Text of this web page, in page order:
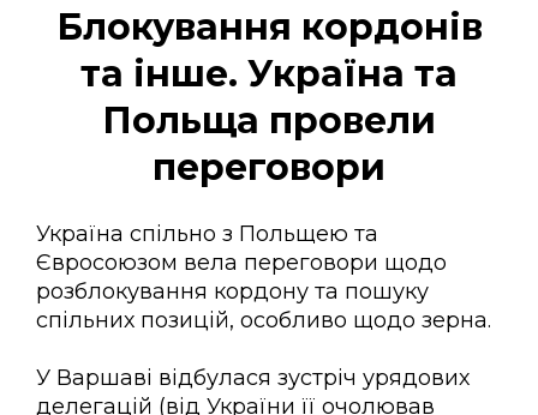
Блокування кордонів
та інше. Україна та
Польща провели
переговори
Україна спільно з Польщею та
Євросоюзом вела переговори щодо
розблокування кордону та пошуку
спільних позицій, особливо щодо зерна.
У Варшаві відбулася зустріч урядових
делегацій (від України її очолював